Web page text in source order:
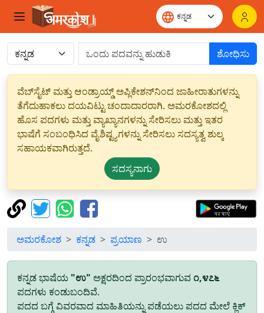
ಶೋಧಿಸು
ವೆಬ್‌ಸೈಟ್ ಮತ್ತು ಆಂಡ್ರಾಯ್ಡ್ ಅಪ್ಲಿಕೇಶನ್‌ನಿಂದ ಜಾಹೀರಾತುಗಳನ್ನು
ತೆಗೆದುಹಾಕಲು ದಯವಿಟ್ಟು ಚಂದಾದಾರರಾಗಿ. ಅಮರಕೋಶದಲ್ಲಿ
ಹೊಸ ಪದಗಳು ಮತ್ತು ವ್ಯಾಖ್ಯಾನಗಳನ್ನು ಸೇರಿಸಲು ಮತ್ತು ಇತರ
ಭಾಷೆಗೆ ಸಂಬಂಧಿಸಿದ ವೈಶಿಷ್ಟ್ಯಗಳನ್ನು ಸೇರಿಸಲು ಸದಸ್ಯತ್ವ ಶುಲ್ಕ
ಸಹಾಯಕವಾಗಿರುತ್ತದೆ.
ಸದಸ್ಯನಾಗು
ಅಮರಕೋಶ ಕನ್ನಡ ಪ್ರಯಾಣ ಉ
ಕನ್ನಡ ಭಾಷೆಯ "ಉ" ಅಕ್ಷರದಿಂದ ಪ್ರಾರಂಭವಾಗುವ೧,೪೭೬
ಪದಗಳು ಕಂಡುಬಂದಿವೆ.
ಪದದ ಬಗ್ಗೆ ವಿವರವಾದ ಮಾಹಿತಿಯನ್ನು ಪಡೆಯಲು ಪದದ ಮೇಲೆ ಕ್ಲಿಕ್